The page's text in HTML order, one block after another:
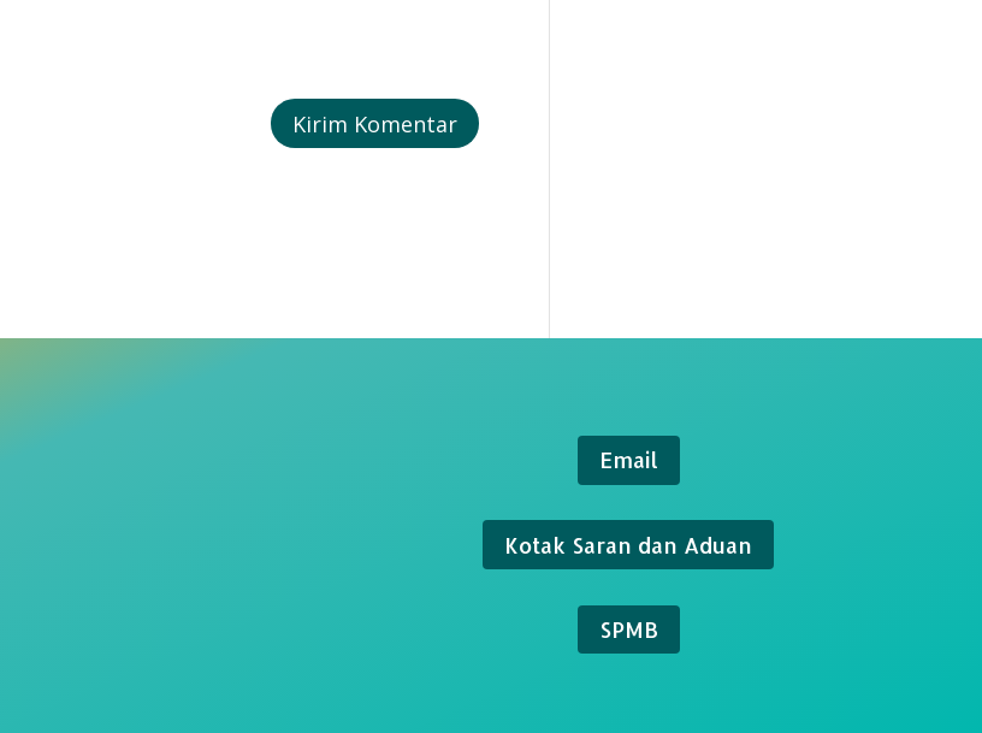
Email
Kotak Saran dan Aduan
SPMB